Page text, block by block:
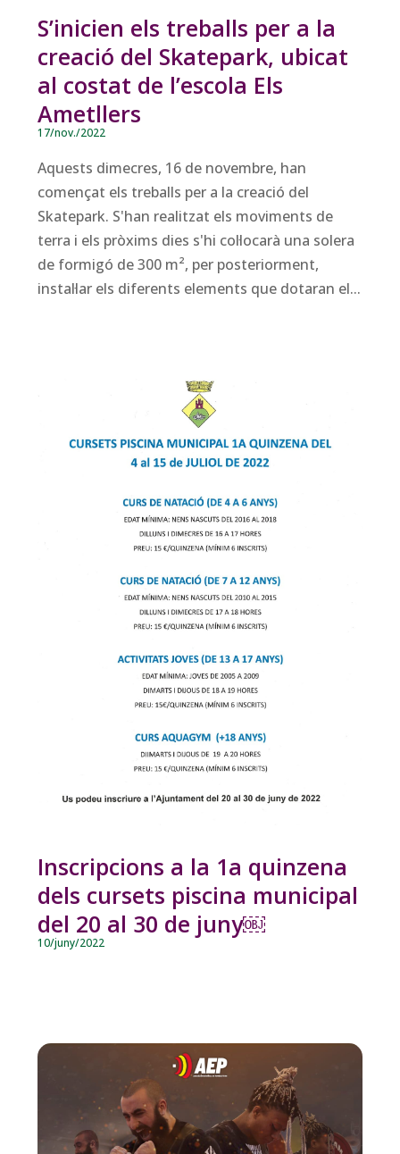
S’inicien els treballs per a la
creació del Skatepark, ubicat
al costat de l’escola Els
Ametllers
17/nov./2022
Aquests dimecres, 16 de novembre, han
començat els treballs per a la creació del
Skatepark. S'han realitzat els moviments de
terra i els pròxims dies s'hi col·locarà una solera
de formigó de 300 m², per posteriorment,
instal·lar els diferents elements que dotaran el...
Inscripcions a la 1a quinzena
dels cursets piscina municipal
del 20 al 30 de juny￼
10/juny/2022